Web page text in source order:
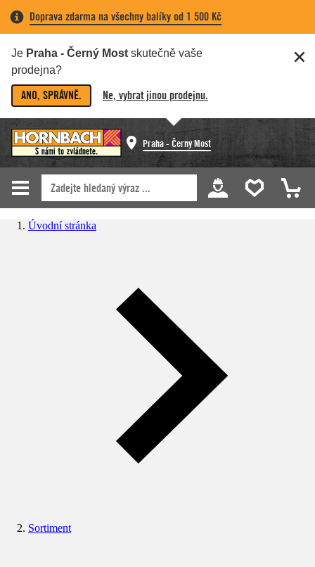
Doprava zdarma na všechny balíky od 1 500 Kč
Je Praha - Černý Most skutečně vaše
prodejna?
ANO, SPRÁVNĚ. Ne, vybrat jinou prodejnu.
Praha - Černý Most
Úvodní stránka
Sortiment